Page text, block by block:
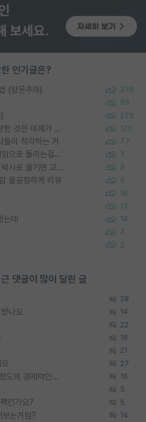
인기글은?
(장문주의) 276
59
275
대학원생들 교수에게 가스라이팅 당한 것은 이해가 갑니다. 안타깝네요. 120
이 착각하는 거 77
왜 후배가 못하는걸 교수님은 내 책임으로 돌리는걸까요? 7
SSH 박사과정을 그만두고 지방대 박사로 옮기면 교수의 꿈은 끝일까요? 9
불공정하게 리뷰 9
16
13
데 14
2
2
댓글이 많이 달린 글
28
나요 14
22
16
21
27
박사진학하기에 2억은 괜찮은 (?) 정도의 경제력인가요 16
5
인가요? 5
는거임? 14